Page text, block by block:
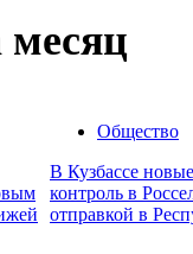
месяц
Общество
В Кузбассе
контроль в
отправкой в